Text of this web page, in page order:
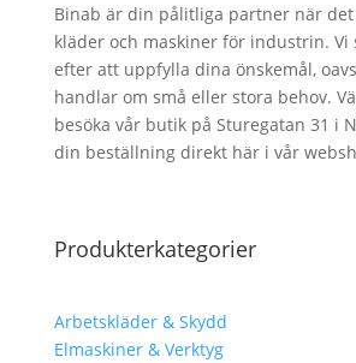
Binab är din pålitliga partner när det
kläder och maskiner för industrin. Vi
efter att uppfylla dina önskemål,
handlar om små eller stora behov.
besöka vår butik på Sturegatan 31 i
din beställning direkt här i vår
Produkterkategorier
Arbetskläder & Skydd
Elmaskiner & Verktyg